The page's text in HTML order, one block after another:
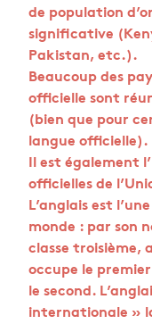
de population
significative
Pakistan, etc.).
Beaucoup des
officielle sont
(bien que pour
langue officielle).
Il est également
officielles de
L’anglais est
monde : par son
classe troisième,
occupe le
le second.
internationale »